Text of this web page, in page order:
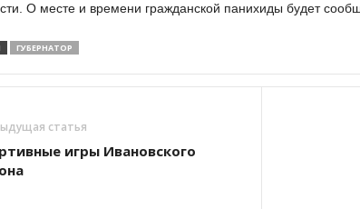
О месте и времени гражданской панихиды будет
ГУБЕРНАТОР
статья
игры Ивановского